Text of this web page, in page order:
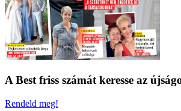
A Best friss számát keresse az
Rendeld meg!